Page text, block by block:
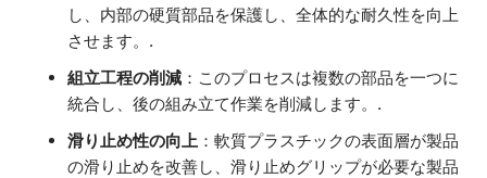
し、内部の硬質部品を保護し、全体的な耐久性を向上
させます。.
組立工程の削減 ：このプロセスは複数の部品を一つに
統合し、後の組み立て作業を削減します。.
滑り止め性の向上 ：軟質プラスチックの表面層が製品
の滑り止めを改善し、滑り止めグリップが必要な製品